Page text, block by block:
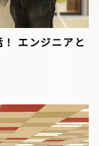
！ エンジニアと